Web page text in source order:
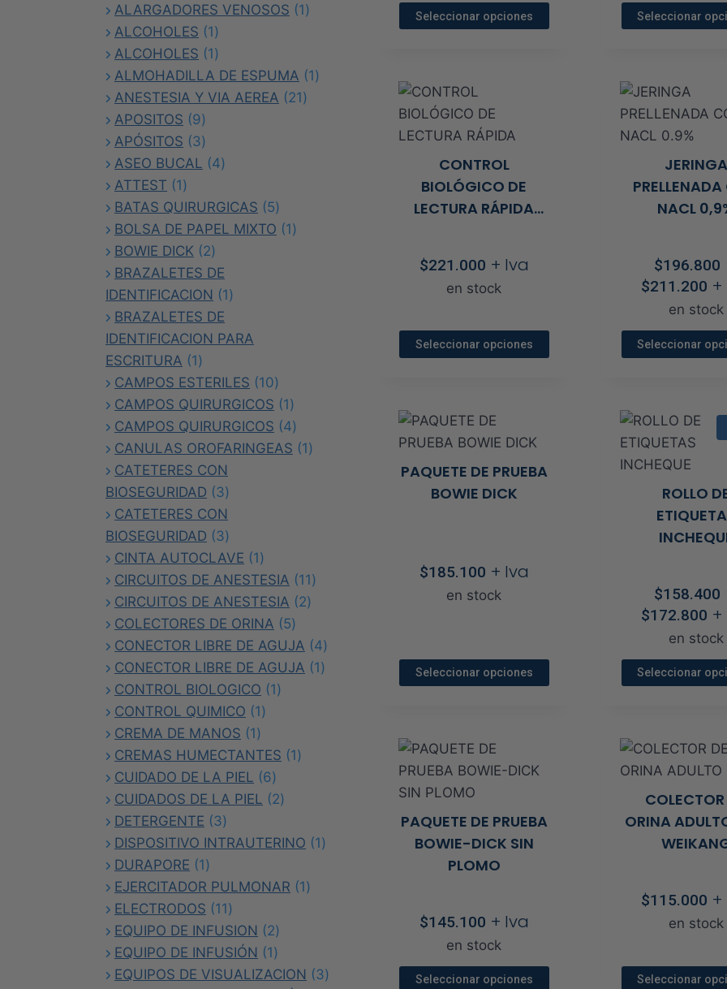
Seleccionar opciones
múltiples
variantes.
opciones
se
pueden
en
la
producto
Seleccionar
se
en
la
CONTROL
BIOLÓGICO DE
LECTURA RÁPIDA
$221.000 + Iva
en stock
Seleccionar opciones
tiene
múltiples
Las
opciones
elegir
en
producto
JERINGA
NACL
$196.800
$211.200
de
+
en stock
Seleccionar
tiene
se
en
la
PAQUETE DE PRUEBA
BOWIE DICK
$185.100 + Iva
en stock
Seleccionar opciones
tiene
múltiples
opciones
se
pueden
en
la
de
ROLLO
$158.400
$172.800
de
+
en stock
Seleccionar
tiene
Las
se
en
de
PAQUETE DE PRUEBA
BOWIE-DICK SIN
PLOMO
$145.100 + Iva
en stock
Seleccionar opciones
COLECTOR
ORINA
$115.000 +
en stock
Seleccionar
productos
ALARGADORES VENOSOS 11
ALCOHOLES 11
producto
ALCOHOLES 11
producto
ALMOHADILLA DE ESPUMA 11
ANESTESIA Y VIA AEREA 2121
APOSITOS 99
productos
APÓSITOS 33
productos
ASEO BUCAL 44
ATTEST 11
producto
BATAS QUIRURGICAS 55
productos
BOLSA DE PAPEL MIXTO 11
BOWIE DICK 22
productos
BRAZALETES DE
IDENTIFICACION
11
BRAZALETES DE
IDENTIFICACION PARA
ESCRITURA
11
producto
CAMPOS ESTERILES 1010
productos
CAMPOS QUIRURGICOS 11
producto
CAMPOS QUIRURGICOS 44
productos
CANULAS OROFARINGEAS 11
CATETERES CON
BIOSEGURIDAD
33
productos
CATETERES CON
BIOSEGURIDAD
33
productos
CINTA AUTOCLAVE 11
producto
CIRCUITOS DE ANESTESIA 1111
CIRCUITOS DE ANESTESIA 22
COLECTORES DE ORINA 55
productos
CONECTOR LIBRE DE AGUJA 44
productos
CONECTOR LIBRE DE AGUJA 11
CONTROL BIOLOGICO 11
CONTROL QUIMICO 11
CREMA DE MANOS 11
producto
CREMAS HUMECTANTES 11
CUIDADO DE LA PIEL 66
productos
CUIDADOS DE LA PIEL 22
DETERGENTE 33
productos
DISPOSITIVO INTRAUTERINO 11
DURAPORE 11
producto
EJERCITADOR PULMONAR 11
ELECTRODOS 1111
productos
EQUIPO DE INFUSION 22
productos
EQUIPO DE INFUSIÓN 11
producto
EQUIPOS DE VISUALIZACION 33